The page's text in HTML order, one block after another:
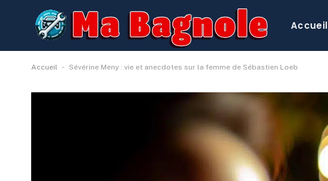
Accueil
Accueil - Sévérine Meny : vie et anecdotes sur la femme de Sébastien Loeb